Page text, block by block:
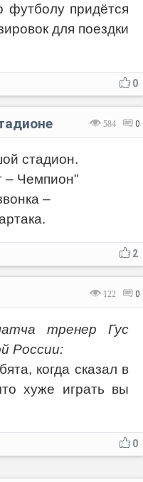
футболу придётся
для поездки
0
584 0
стадион.
– Чемпион"
–
2
122 0
тренер Гус
России:
когда сказал в
хуже играть вы
0